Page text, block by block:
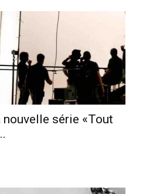
nouvelle série «Tout